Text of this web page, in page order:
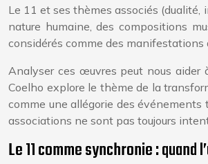
Le 11 et ses thèmes associés
nature humaine, des compositions
considérés comme des manifestations
Analyser ces œuvres peut nous aider
Coelho explore le thème de la
comme une allégorie des événements
associations ne sont pas toujours
Le 11 comme synchronie : quand